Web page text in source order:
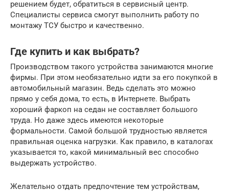
решением будет, обратиться в сервисный центр.
Специалисты сервиса смогут выполнить работу по
монтажу ТСУ быстро и качественно.
Где купить и как выбрать?
Производством такого устройства занимаются многие
фирмы. При этом необязательно идти за его покупкой в
автомобильный магазин. Ведь сделать это можно
прямо у себя дома, то есть, в Интернете. Выбрать
хороший фаркоп на седан не составляет большого
труда. Но даже здесь имеются некоторые
формальности. Самой большой трудностью является
правильная оценка нагрузки. Как правило, в каталогах
указывается то, какой минимальный вес способно
выдержать устройство.
Желательно отдать предпочтение тем устройствам,